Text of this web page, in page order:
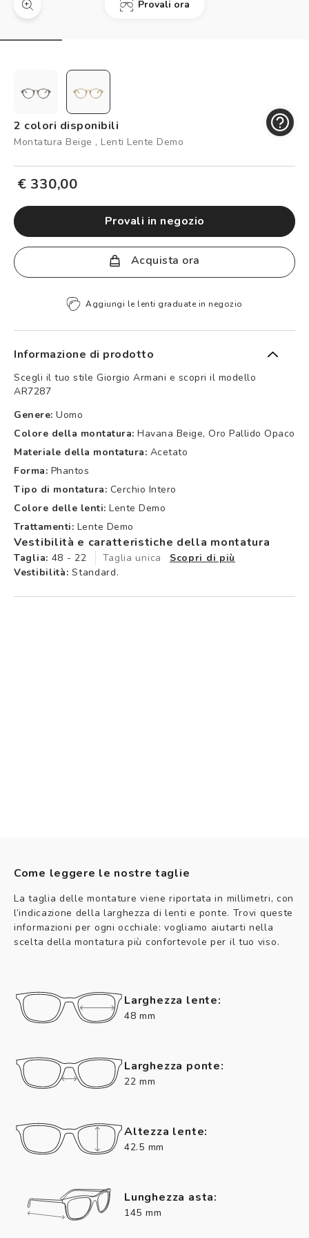
Prenota un test della vista gratuito
Controllo visivo
Carta fedeltà
Provali ora
2 colori disponibili
Montatura Beige , Lenti Lente Demo
€ 330,00
provali in negozio
Acquista ora
Aggiungi le lenti graduate in negozio
Informazione di prodotto
Scegli il tuo stile Giorgio Armani e scopri il modello
AR7287
Genere: Uomo
Colore della montatura: Havana Beige, Oro Pallido Opaco
Materiale della montatura: Acetato
Forma: Phantos
Tipo di montatura: Cerchio Intero
Colore delle lenti: Lente Demo
Trattamenti: Lente Demo
Vestibilità e caratteristiche della montatura
Taglia: 48 - 22 Taglia unica
Scopri di più
Vestibilità: Standard.
Come leggere le nostre taglie
La taglia delle montature viene riportata in millimetri, con
l’indicazione della larghezza di lenti e ponte. Trovi queste
informazioni per ogni occhiale: vogliamo aiutarti nella
scelta della montatura più confortevole per il tuo viso.
Larghezza lente:
48 mm
Larghezza ponte:
22 mm
Altezza lente:
42.5 mm
Lunghezza asta:
145 mm